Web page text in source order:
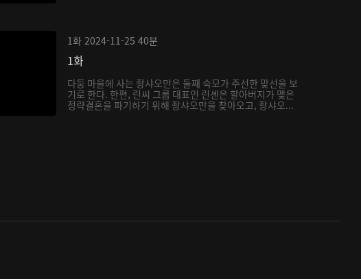
1화 2024-11-25 40분
1화
다둥 마을에 사는 좡샤오만은 둘째 숙모가 주선한 맞선을 보
기로 한다. 한편, 린씨 그룹 대표인 린셴은 할아버지가 맺은
정략결혼을 파기하기 위해 좡샤오만을 찾아오고, 좡샤오...